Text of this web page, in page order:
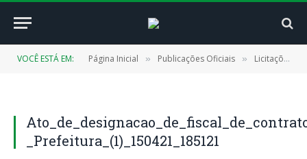
VOCÊ ESTÁ EM: Página Inicial » Publicações Oficiais » Licitações
_Prefeitura_(1)_150421_185121